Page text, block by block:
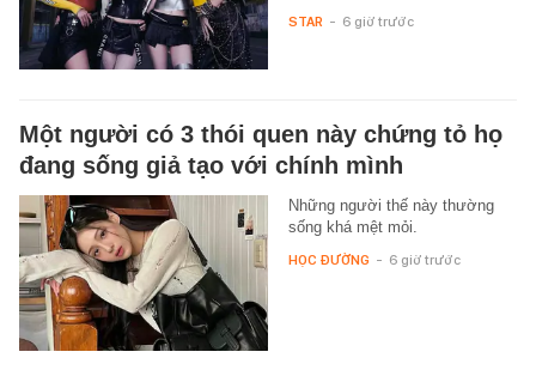
STAR - 6 giờ trước
Một người có 3 thói quen này chứng tỏ họ
đang sống giả tạo với chính mình
Những người thế này thường
sống khá mệt mỏi.
HỌC ĐƯỜNG - 6 giờ trước